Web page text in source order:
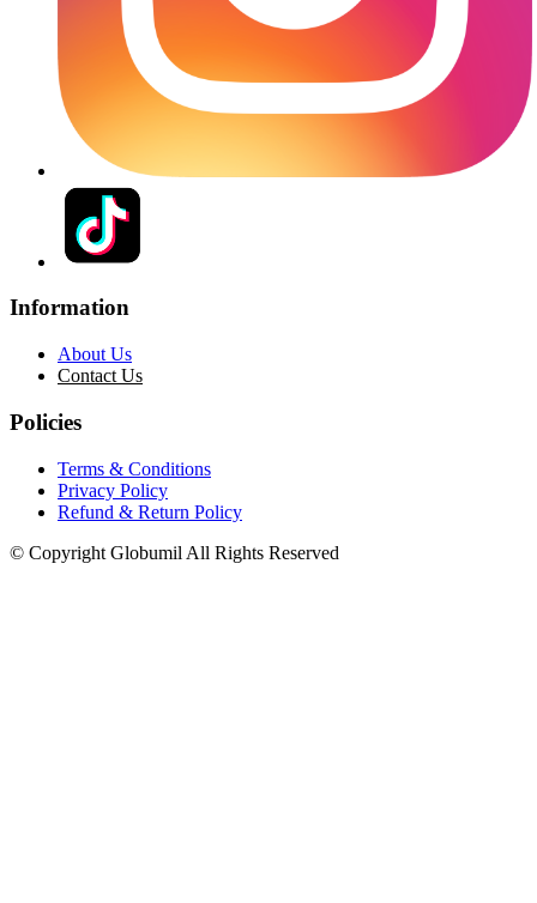
Information
About Us
Contact Us
Policies
Terms & Conditions
Privacy Policy
Refund & Return Policy
© Copyright Globumil All Rights Reserved